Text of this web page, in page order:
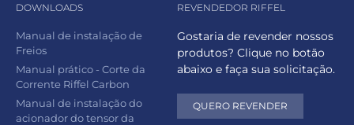
DOWNLOADS
Manual de instalação de
Freios
Manual prático - Corte da
Corrente Riffel Carbon
Manual de instalação do
acionador do tensor da
REVENDEDOR RIFFEL
Gostaria de revender nossos
produtos? Clique no botão
abaixo e faça sua solicitação.
QUERO REVENDER